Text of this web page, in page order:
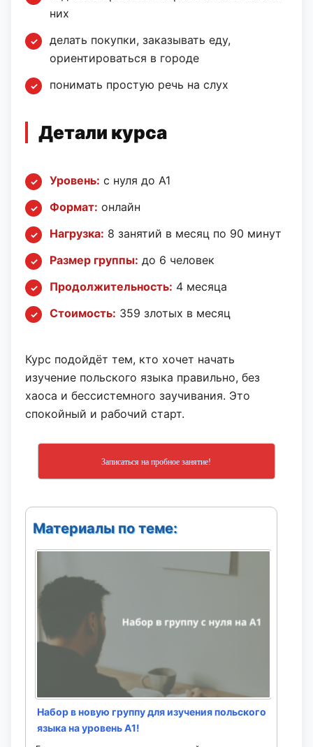
них
делать покупки, заказывать еду,
ориентироваться в городе
понимать простую речь на слух
Детали курса
Уровень: с нуля до A1
Формат: онлайн
Нагрузка: 8 занятий в месяц по 90 минут
Размер группы: до 6 человек
Продолжительность: 4 месяца
Стоимость: 359 злотых в месяц
Курс подойдёт тем, кто хочет начать
изучение польского языка правильно, без
хаоса и бессистемного заучивания. Это
спокойный и рабочий старт.
Записаться на пробное занятие!
Материалы по теме:
Набор в новую группу для изучения польского
языка на уровень A1!